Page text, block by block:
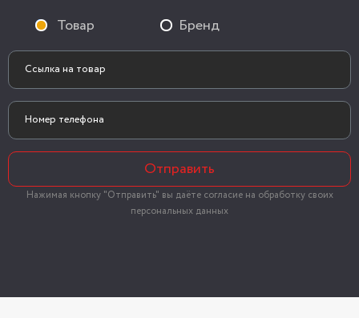
Товар Бренд
Отправить
Нажимая кнопку "Отправить" вы даёте согласие на обработку своих
персональных данных